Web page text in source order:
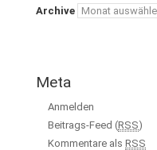
Archive
Meta
Anmelden
Beitrags-Feed (RSS)
Kommentare als RSS